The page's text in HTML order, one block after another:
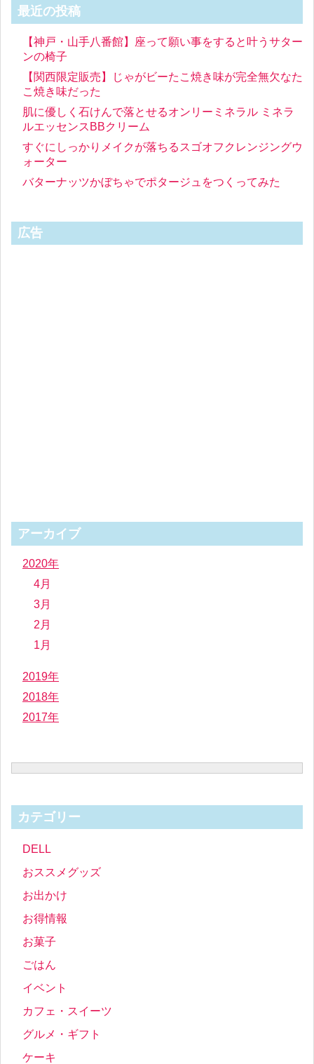
最近の投稿
【神戸・山手八番館】座って願い事をすると叶うサター
ンの椅子
【関西限定販売】じゃがビーたこ焼き味が完全無欠なた
こ焼き味だった
肌に優しく石けんで落とせるオンリーミネラル ミネラ
ルエッセンスBBクリーム
すぐにしっかりメイクが落ちるスゴオフクレンジングウ
ォーター
バターナッツかぼちゃでポタージュをつくってみた
広告
アーカイブ
2020年
4月
3月
2月
1月
2019年
2018年
2017年
カテゴリー
DELL
おススメグッズ
お出かけ
お得情報
お菓子
ごはん
イベント
カフェ・スイーツ
グルメ・ギフト
ケーキ